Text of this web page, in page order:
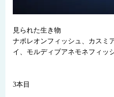
見られた生き物
ナポレオンフィッシュ、カスミ
イ、モルディブアネモネフィッ
3本目